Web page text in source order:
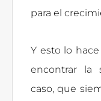
para el
Y esto lo
encontrar la
caso, que